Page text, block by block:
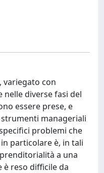
variegato con
diverse fasi del
essere prese, e
manageriali
problemi che
particolare è, in tali
a una
è reso difficile da